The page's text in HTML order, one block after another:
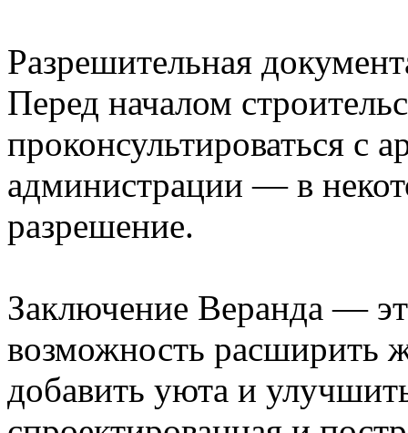
Разрешительная
Перед началом
проконсультироваться с
администрации — в
разрешение.
Заключение Веранда —
возможность расширить
добавить уюта и